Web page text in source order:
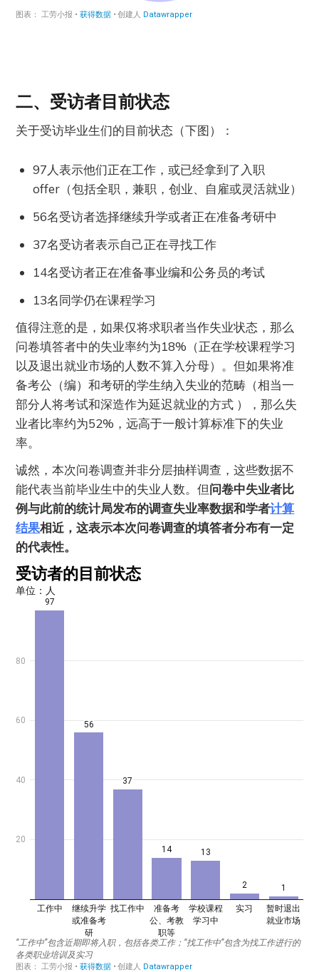
二、受访者目前状态
关于受访毕业生们的目前状态（下图）：
97人表示他们正在工作，或已经拿到了入职
offer（包括全职，兼职，创业、自雇或灵活就业）
56名受访者选择继续升学或者正在准备考研中
37名受访者表示自己正在寻找工作
14名受访者正在准备事业编和公务员的考试
13名同学仍在课程学习
值得注意的是，如果仅将求职者当作失业状态，那么
问卷填答者中的失业率约为18%（正在学校课程学习
以及退出就业市场的人数不算入分母）。但如果将准
备考公（编）和考研的学生纳入失业的范畴（相当一
部分人将考试和深造作为延迟就业的方式 ），那么失
业者比率约为52%，远高于一般计算标准下的失业
率。
诚然，本次问卷调查并非分层抽样调查，这些数据不
能代表当前毕业生中的失业人数。但问卷中失业者比
例与此前的统计局发布的调查失业率数据和学者计算
结果相近，这表示本次问卷调查的填答者分布有一定
的代表性。